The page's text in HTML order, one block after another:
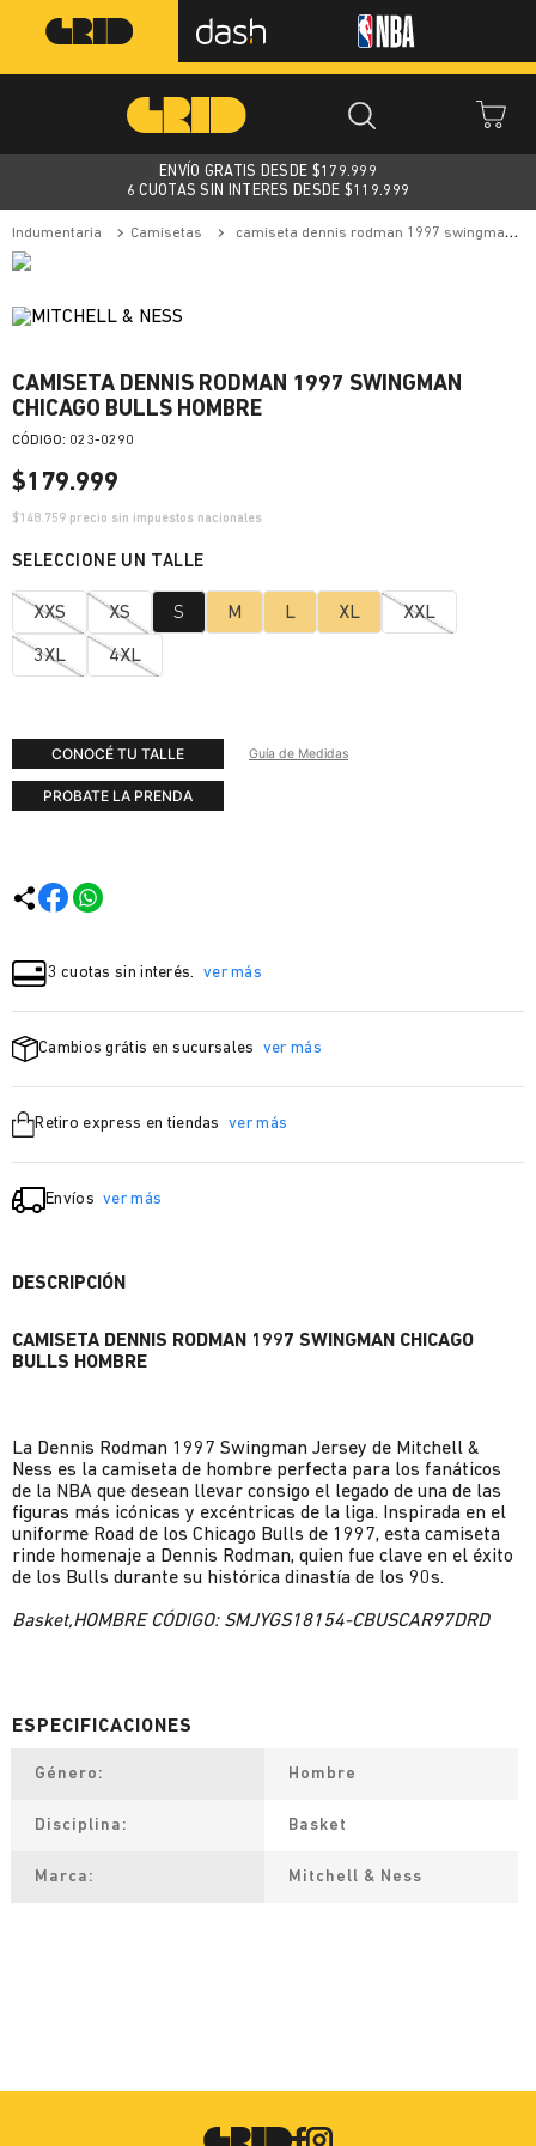
ENVÍO GRATIS DESDE $179.999
6 CUOTAS SIN INTERES DESDE $119.999
indumentaria camisetas camiseta dennis rodman 1997 swingman chicago bulls hombre
CAMISETA DENNIS RODMAN 1997 SWINGMAN
CHICAGO BULLS HOMBRE
: 023-0290
$179.999
$148.759 precio sin impuestos nacionales
XXS XS S M L XL XXL
3XL 4XL
CONOCÉ TU TALLE Guía de Medidas
PROBATE LA PRENDA
3 cuotas sin interés. ver más
Cambios grátis en sucursales ver más
Retiro express en tiendas ver más
Envíos ver más
DESCRIPCIÓN
CAMISETA DENNIS RODMAN 1997 SWINGMAN CHICAGO
BULLS HOMBRE
La Dennis Rodman 1997 Swingman Jersey de Mitchell &
Ness es la camiseta de hombre perfecta para los fanáticos
de la NBA que desean llevar consigo el legado de una de las
figuras más icónicas y excéntricas de la liga. Inspirada en el
uniforme Road de los Chicago Bulls de 1997, esta camiseta
rinde homenaje a Dennis Rodman, quien fue clave en el éxito
de los Bulls durante su histórica dinastía de los 90s.
Basket,HOMBRE CÓDIGO: SMJYGS18154-CBUSCAR97DRD
Género Hombre
Disciplina Basket
Marca Mitchell & Ness